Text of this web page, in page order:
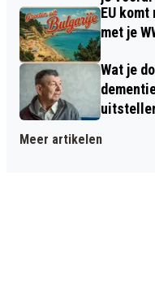
EU
met je
Wat je
Meer artikelen